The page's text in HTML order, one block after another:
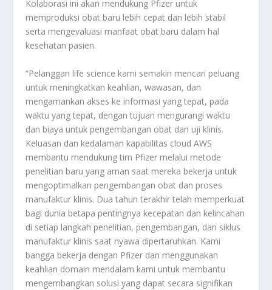
Kolaborasi ini akan mendukung Pfizer untuk
memproduksi obat baru lebih cepat dan lebih stabil
serta mengevaluasi manfaat obat baru dalam hal
kesehatan pasien.
“Pelanggan life science kami semakin mencari peluang
untuk meningkatkan keahlian, wawasan, dan
mengamankan akses ke informasi yang tepat, pada
waktu yang tepat, dengan tujuan mengurangi waktu
dan biaya untuk pengembangan obat dan uji klinis.
Keluasan dan kedalaman kapabilitas cloud AWS
membantu mendukung tim Pfizer melalui metode
penelitian baru yang aman saat mereka bekerja untuk
mengoptimalkan pengembangan obat dan proses
manufaktur klinis. Dua tahun terakhir telah memperkuat
bagi dunia betapa pentingnya kecepatan dan kelincahan
di setiap langkah penelitian, pengembangan, dan siklus
manufaktur klinis saat nyawa dipertaruhkan. Kami
bangga bekerja dengan Pfizer dan menggunakan
keahlian domain mendalam kami untuk membantu
mengembangkan solusi yang dapat secara signifikan